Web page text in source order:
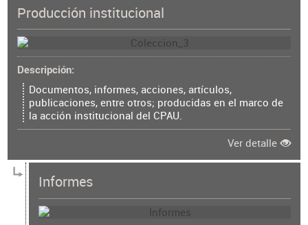
Producción institucional
Descripción
Documentos, informes, acciones, artículos,
publicaciones, entre otros; producidas en el marco de
la acción institucional del CPAU.
Ver detalle
Informes